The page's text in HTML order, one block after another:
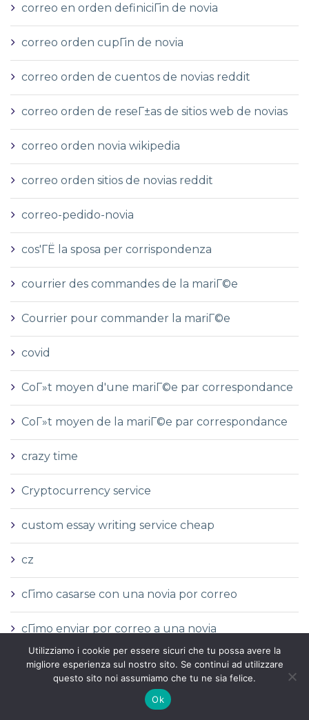
correo en orden definiciГіn de novia
correo orden cupГіn de novia
correo orden de cuentos de novias reddit
correo orden de reseГ±as de sitios web de novias
correo orden novia wikipedia
correo orden sitios de novias reddit
correo-pedido-novia
cos'ГЁ la sposa per corrispondenza
courrier des commandes de la mariГ©e
Courrier pour commander la mariГ©e
covid
CoГ»t moyen d'une mariГ©e par correspondance
CoГ»t moyen de la mariГ©e par correspondance
crazy time
Cryptocurrency service
custom essay writing service cheap
cz
cГіmo casarse con una novia por correo
cГіmo enviar por correo a una novia
cГіmo hacer pedidos por correo novia
cГіmo pedir una novia por correo
Utilizziamo i cookie per essere sicuri che tu possa avere la
migliore esperienza sul nostro sito. Se continui ad utilizzare
questo sito noi assumiamo che tu ne sia felice.
Ok